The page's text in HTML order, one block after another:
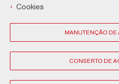
Cookies
MANUTENÇÃO DE
CONSERTO DE